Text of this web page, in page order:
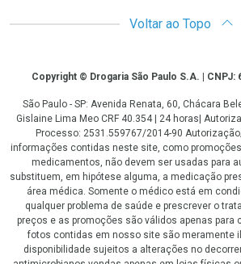
Voltar ao Topo
CopyrightCopyright © Drogaria São Paulo S.A. | CNPJ:
São Paulo - SP: Avenida Renata, 60, Chácara
Gislaine Lima Meo CRF 40.354 | 24 horas|
Processo: 2531.559767/2014-90
informações contidas neste site, como
medicamentos, não devem ser usadas para
substituem, em hipótese alguma, a medicação
área médica. Somente o médico está em
qualquer problema de saúde e prescrever o
preços e as promoções são válidos apenas para
fotos contidas em nosso site são meramente
disponibilidade sujeitos a alterações no